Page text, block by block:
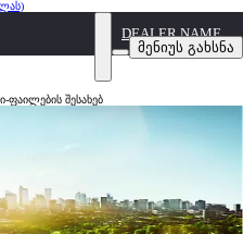
DEALER NAME
მენიუს გახსნა
პოლიტიკა
ფაილების შესახებ